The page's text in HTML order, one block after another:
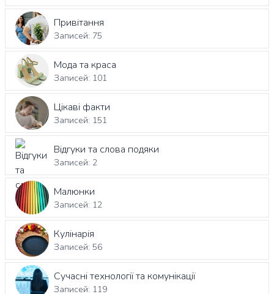
Привітання
Записей: 75
Мода та краса
Записей: 101
Цікаві факти
Записей: 151
Відгуки та слова подяки
Записей: 2
Малюнки
Записей: 12
Кулінарія
Записей: 56
Сучасні технології та комунікації
Записей: 119